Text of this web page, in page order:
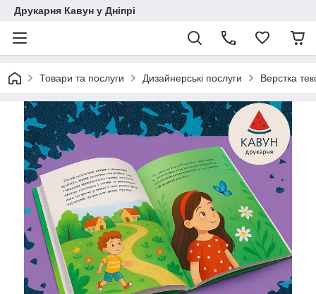
Друкарня Кавун у Дніпрі
Товари та послуги Дизайнерські послуги Верстка